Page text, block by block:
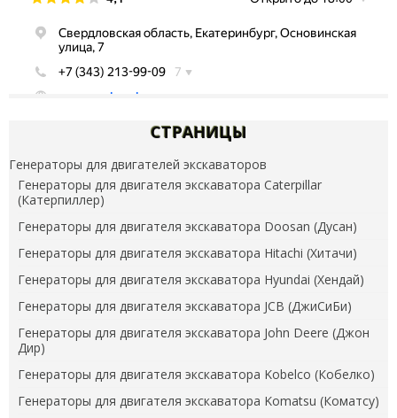
СТРАНИЦЫ
Генераторы для двигателей экскаваторов
Генераторы для двигателя экскаватора Caterpillar
(Катерпиллер)
Генераторы для двигателя экскаватора Doosan (Дусан)
Генераторы для двигателя экскаватора Hitachi (Хитачи)
Генераторы для двигателя экскаватора Hyundai (Хендай)
Генераторы для двигателя экскаватора JCB (ДжиСиБи)
Генераторы для двигателя экскаватора John Deere (Джон
Дир)
Генераторы для двигателя экскаватора Kobelco (Кобелко)
Генераторы для двигателя экскаватора Komatsu (Коматсу)